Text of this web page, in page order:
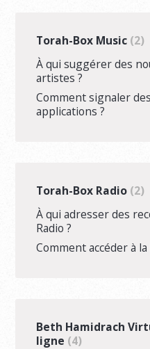
Torah-Box Music 2
À qui suggérer des
artistes ?
Comment signaler
applications ?
Torah-Box Radio 2
À qui adresser des
Radio ?
Comment accéder à
Beth Hamidrach
ligne 4